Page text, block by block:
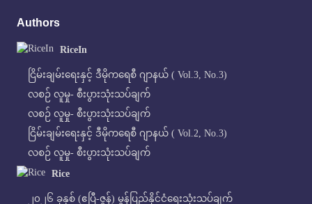
Authors
RiceIn
ငြိမ်းချမ်းရေးနှင့် ဒီမိုကရေစီ ဂျာနယ် ( Vol.3, No.3)
လစဉ် လူမှု- စီးပွားသုံးသပ်ချက်
လစဉ် လူမှု- စီးပွားသုံးသပ်ချက်
ငြိမ်းချမ်းရေးနှင့် ဒီမိုကရေစီ ဂျာနယ် ( Vol.2, No.3)
လစဉ် လူမှု- စီးပွားသုံးသပ်ချက်
Rice
၂၀၂၆ ခုနှစ် (ဧပြီ-ဇွန်) မွန်ပြည်နိုင်ငံရေးသုံးသပ်ချက်